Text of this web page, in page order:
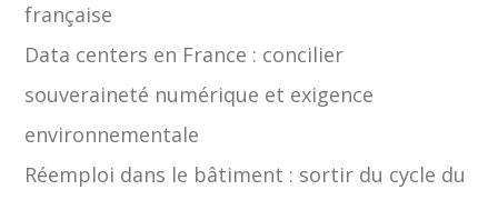
française
Data centers en France : concilier
souveraineté numérique et exigence
environnementale
Réemploi dans le bâtiment : sortir du cycle du